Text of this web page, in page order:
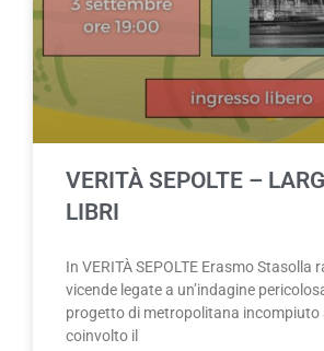
VERITÀ SEPOLTE –
LIBRI
In VERITÀ SEPOLTE Erasmo Stasolla
vicende legate a un’indagine
progetto di metropolitana incompiuto
coinvolto il